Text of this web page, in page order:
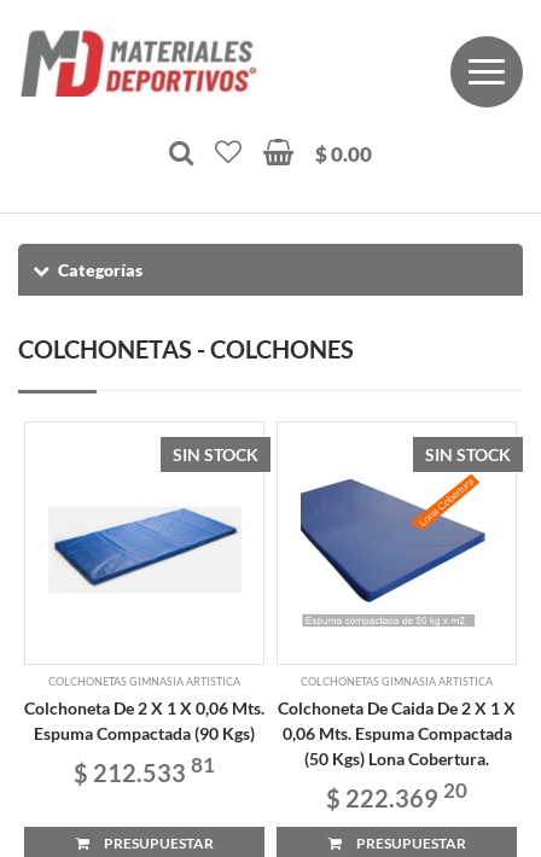
$ 0.00
Categorías
COLCHONETAS - COLCHONES
SIN STOCK
COLCHONETAS GIMNASIA ARTISTICA
Colchoneta De 2 X 1 X 0,06 Mts.
Espuma Compactada (90 Kgs)
$ 212.533 81
PRESUPUESTAR
SIN STOCK
COLCHONETAS GIMNASIA ARTISTICA
Colchoneta De Caida De 2 X 1 X
0,06 Mts. Espuma Compactada
(50 Kgs) Lona Cobertura.
$ 222.369 20
PRESUPUESTAR